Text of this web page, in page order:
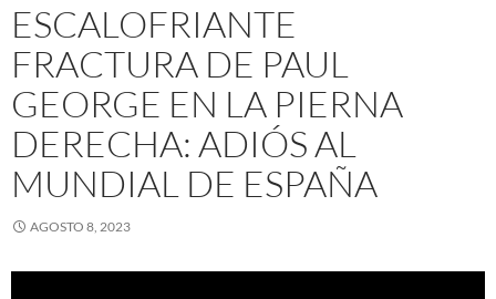
ESCALOFRIANTE
FRACTURA DE PAUL
GEORGE EN LA PIERNA
DERECHA: ADIÓS AL
MUNDIAL DE ESPAÑA
AGOSTO 8, 2023